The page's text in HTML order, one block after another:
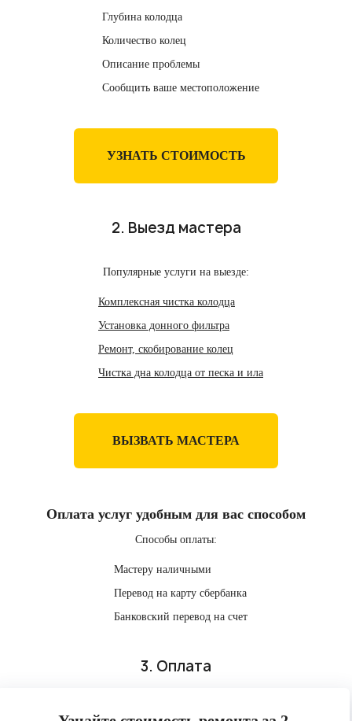
Глубина колодца
Количество колец
Описание проблемы
Сообщить ваше местоположение
УЗНАТЬ СТОИМОСТЬ
2. Выезд мастера
Популярные услуги на выезде:
Комплексная чистка колодца
Установка донного фильтра
Ремонт, скобирование колец
Чистка дна колодца от песка и ила
ВЫЗВАТЬ МАСТЕРА
3. Оплата
Оплата услуг удобным для вас способом
Способы оплаты:
Мастеру наличными
Перевод на карту сбербанка
Банковский перевод на счет